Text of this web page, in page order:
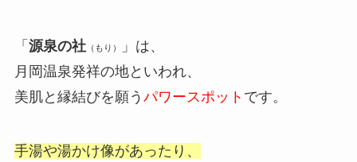
「 源泉の社（もり）
」は、
月岡温泉発祥の地といわれ、
美肌と縁結びを願う パワースポット です。
手湯や湯かけ像があったり、